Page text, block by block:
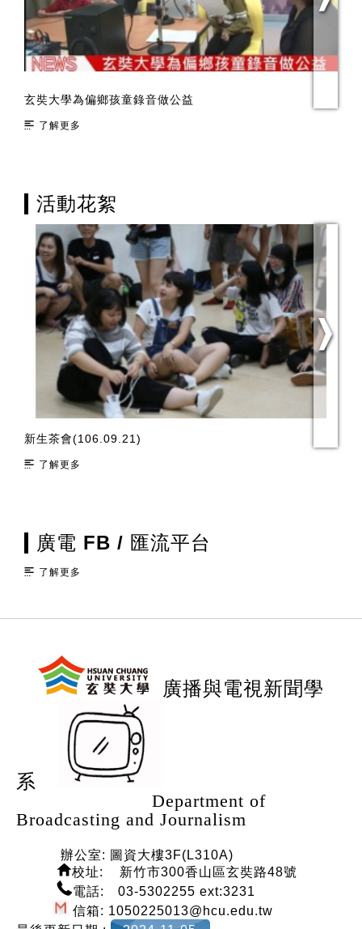
玄奘大學為偏鄉孩童錄音做公益
了解更多
活動花絮
新生茶會(106.09.21)
了解更多
廣電 FB / 匯流平台
了解更多
廣播與電視新聞學
系
Department of
Broadcasting and Journalism
辦公室: 圖資大樓3F(L310A)
校址: 新竹市300香山區玄奘路48號
電話: 03-5302255 ext:3231
信箱: 1050225013@hcu.edu.tw